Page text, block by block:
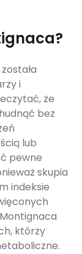
i
że
bez
lub
pewne
skupia
indeksie
którzy